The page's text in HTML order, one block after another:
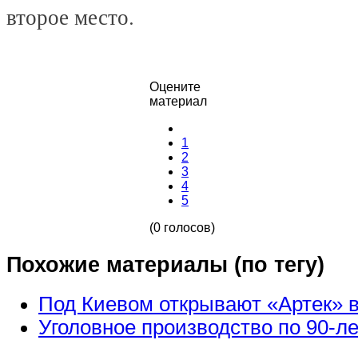
второе место.
Оцените
материал
1
2
3
4
5
(0 голосов)
Похожие материалы (по тегу)
Под Киевом открывают «Артек»
Уголовное производство по 90-